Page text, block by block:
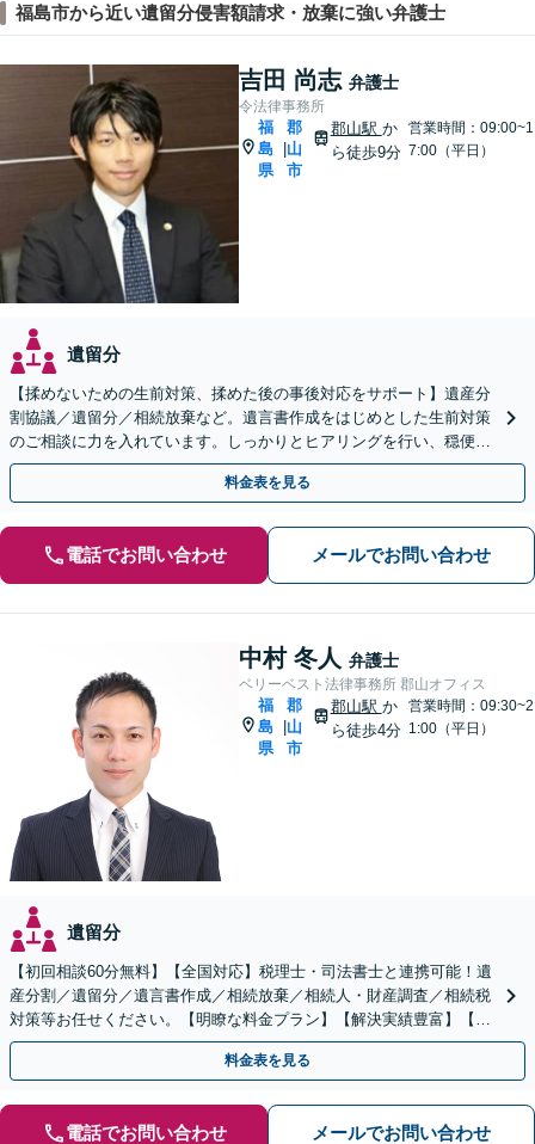
福島市から近い遺留分侵害額請求・放棄に強い弁護士
吉田 尚志 弁護士
令法律事務所
福
島
県
郡
山
市
郡山駅 か
ら徒歩9分
営業時間：09:00~1
7:00（平日）
遺留分
【揉めないための生前対策、揉めた後の事後対応をサポート】遺産分
割協議／遺留分／相続放棄など。遺言書作成をはじめとした生前対策
のご相談に力を入れています。しっかりとヒアリングを行い、穏便な
解決のため最適なアドバイスを致します。【分割払い可能】
料金表を見る
電話でお問い合わせ メールでお問い合わせ
中村 冬人 弁護士
ベリーベスト法律事務所 郡山オフィス
福
島
県
郡
山
市
郡山駅 か
ら徒歩4分
営業時間：09:30~2
1:00（平日）
遺留分
【初回相談60分無料】【全国対応】税理士・司法書士と連携可能！遺
産分割／遺留分／遺言書作成／相続放棄／相続人・財産調査／相続税
対策等お任せください。【明瞭な料金プラン】【解決実績豊富】【電
話相談可】
料金表を見る
電話でお問い合わせ メールでお問い合わせ